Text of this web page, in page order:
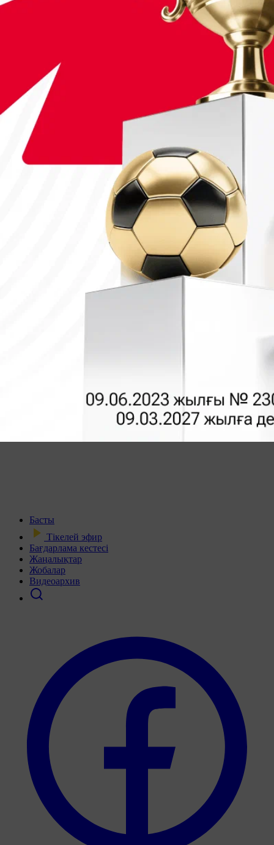
Басты
Тікелей эфир
Бағдарлама кестесі
Жаңалықтар
Жобалар
Видеоархив